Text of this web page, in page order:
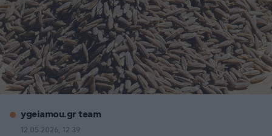
ygeiamou.gr team
12.05.2026, 12:39